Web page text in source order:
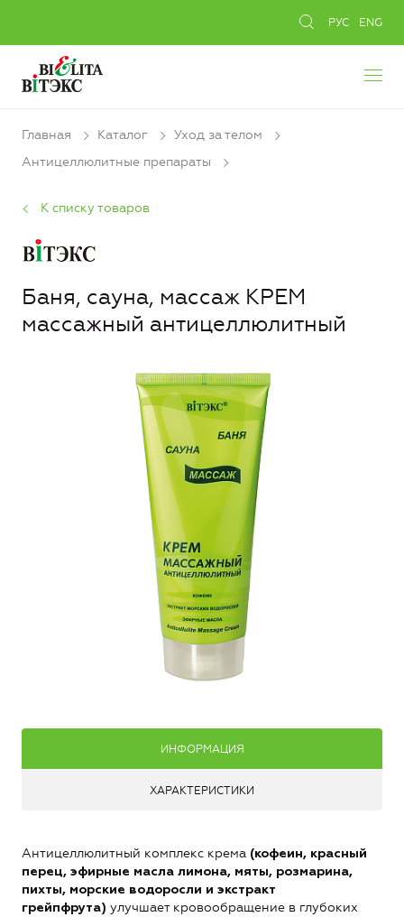
РУС ENG
Главная Каталог
Уход за телом
Антицеллюлитные препараты
К списку товаров
Баня, сауна, массаж КРЕМ
массажный антицеллюлитный
ИНФОРМАЦИЯ
ХАРАКТЕРИСТИКИ
Антицеллюлитный комплекс крема (кофеин, красный
перец, эфирные масла лимона, мяты, розмарина,
пихты, морские водоросли и экстракт
грейпфрута) улучшает кровообращение в глубоких